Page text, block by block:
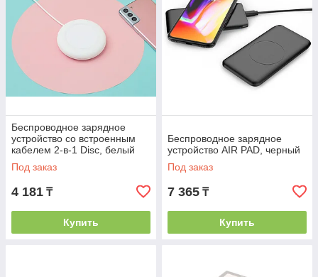
Беспроводное зарядное
устройство со встроенным
кабелем 2-в-1 Disc, белый
Под заказ
4 181 ₸
Купить
Беспроводное зарядное
устройство AIR PAD, черный
Под заказ
7 365 ₸
Купить